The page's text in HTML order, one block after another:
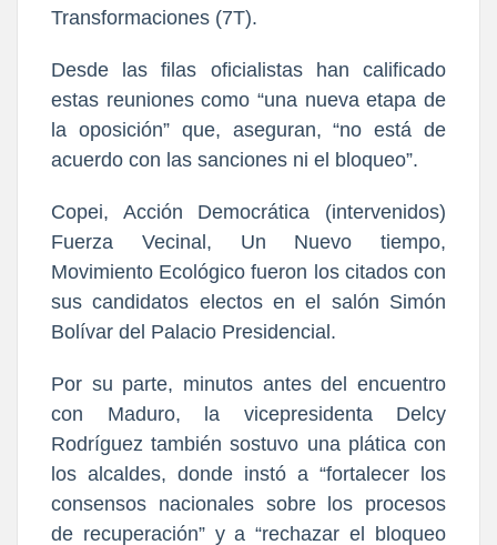
Transformaciones (7T).
Desde las filas oficialistas han calificado
estas reuniones como “una nueva etapa de
la oposición” que, aseguran, “no está de
acuerdo con las sanciones ni el bloqueo”.
Copei, Acción Democrática (intervenidos)
Fuerza Vecinal, Un Nuevo tiempo,
Movimiento Ecológico fueron los citados con
sus candidatos electos en el salón Simón
Bolívar del Palacio Presidencial.
Por su parte, minutos antes del encuentro
con Maduro, la vicepresidenta Delcy
Rodríguez también sostuvo una plática con
los alcaldes, donde instó a “fortalecer los
consensos nacionales sobre los procesos
de recuperación” y a “rechazar el bloqueo